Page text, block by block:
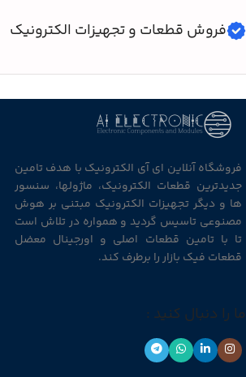
فروش قطعات و تجهیزات الکترونیک
فروشگاه آنلاین ای آی الکترونیک با هدف تامین
جدیدترین قطعات الکترونیک، ماژولها، سنسور
ها و دیگر تجهیزات الکترونیک مبتنی بر هوش
مصنوعی تاسیس گردید و همواره در تلاش است
تا با تامین قطعات اصلی و اورجینال معضل
قطعات فیک بازار را برطرف کند.
ما را دنبال کنید :